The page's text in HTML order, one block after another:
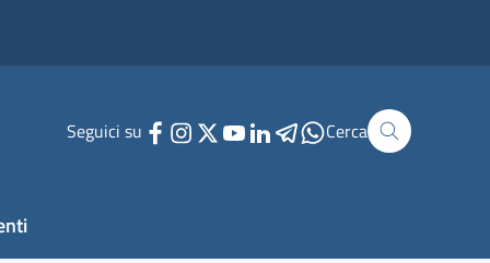
Seguici su Cerca